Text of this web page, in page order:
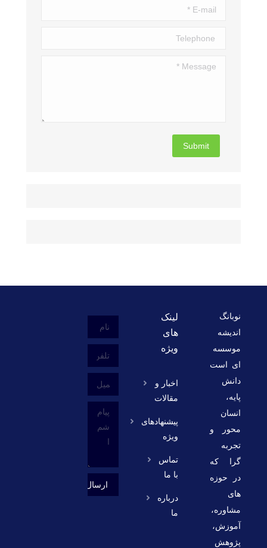
E-mail *
Telephone
Submit
نوبانگ
اندیشه
موسسه
ای است
دانش
پایه،
انسان
محور و
تجربه
گرا که
در حوزه
های
مشاوره،
آموزش،
پژوهش
لینک
های
ویژه
اخبار و
مقالات
پیشنهادهای
ویژه
تماس
با ما
درباره
ما